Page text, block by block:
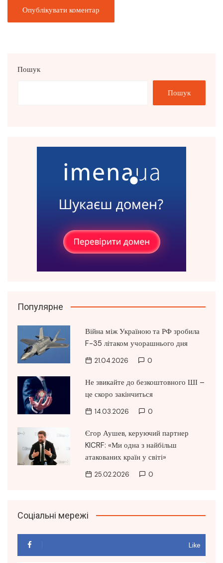
Пошук
Пошук
Популярне
Війна між Україною та РФ зробила
F-35 літаком учорашнього дня
21.04.2026 0
Не звикайте до безкоштовного ШІ –
це скоро закінчиться
14.03.2026 0
Єгор Аушев, керуючий партнер
KICRF: «Ми одна з найбільш
атакованих країн у світі»
25.02.2026 0
Соціальні мережі
Like